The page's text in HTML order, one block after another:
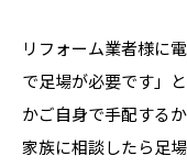
リフォーム業者様に
で足場が必要です」
かご自身で手配する
家族に相談したら足